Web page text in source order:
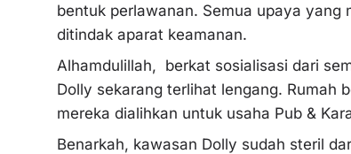
bentuk perlawanan. Semua upaya
ditindak aparat keamanan.
Alhamdulillah, berkat sosialisasi dari
Dolly sekarang terlihat lengang. Rumah
mereka dialihkan untuk usaha Pub &
Benarkah, kawasan Dolly sudah steril